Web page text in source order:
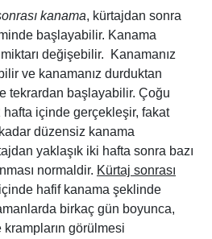
kanama, kürtajdan sonra
başlayabilir. Kanama
değişebilir. Kanamanız
ve kanamanız durduktan
tekrardan başlayabilir. Çoğu
hafta içinde gerçekleşir, fakat
düzensiz kanama
yaklaşık iki hafta sonra bazı
normaldir. Kürtaj sonrası
hafif kanama şeklinde
birkaç gün boyunca,
görülmesi